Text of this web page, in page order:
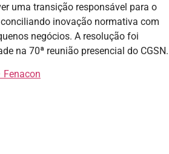
uma transição responsável para o
inovação normativa com
negócios. A resolução foi
na 70ª reunião presencial do CGSN.
Fenacon